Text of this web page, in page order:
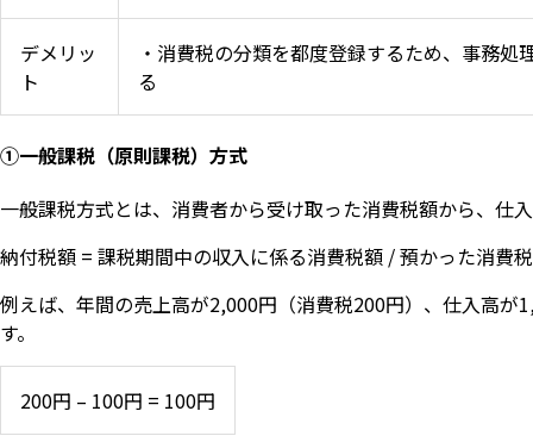
デメリッ
ト
・消費税の分類を都度登録するため、事務処
る
①一般課税（原則課税）方式
一般課税方式とは、消費者から受け取った消費税額から、仕
納付税額 = 課税期間中の収入に係る消費税額 / 預かった消費
例えば、年間の売上高が2,000円（消費税200円）、仕入高
す。
200円 – 100円 = 100円